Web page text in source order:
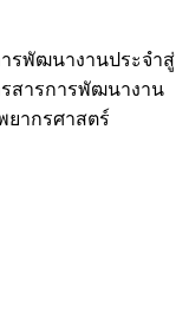
รพัฒนางานประจำสู่
รสารการพัฒนางาน
ยากรศาสตร์